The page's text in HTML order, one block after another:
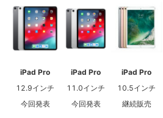
iPad Pro
12.9インチ
今回発表
iPad Pro
11.0インチ
今回発表
iPad Pro
10.5インチ
継続販売